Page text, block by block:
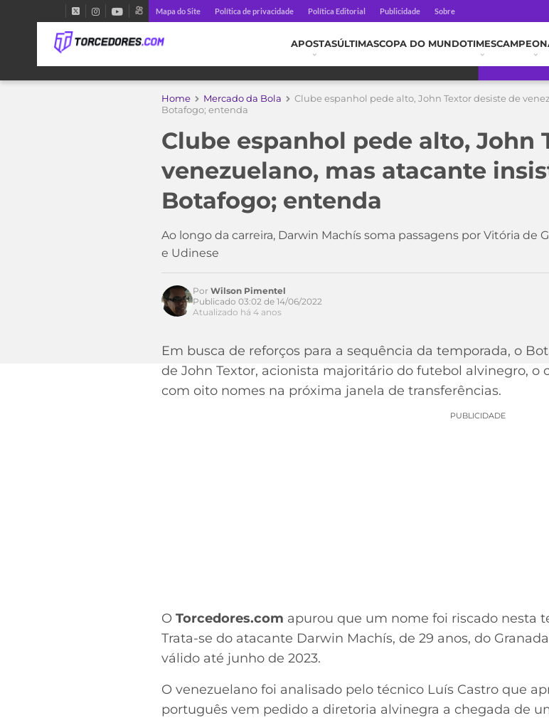
Mapa do Site Política de privacidade Política Editorial Publicidade Sobre
APOSTASÚLTIMASCOPA DO MUNDOTIMES
Home Mercado da Bola
Clube espanhol pede alto, John Textor desiste de
Botafogo; entenda
Clube espanhol pede alto, John
venezuelano, mas atacante
Botafogo; entenda
Ao longo da carreira, Darwin Machís soma passagens por Vitória de
e Udinese
Acesse o perfil do autor
Por Wilson Pimentel
Publicado 03:02 de 14/06/2022
Atualizado há 4 anos
Em busca de reforços para a sequência da temporada, o
de John Textor, acionista majoritário do futebol alvinegro, o
com oito nomes na próxima janela de transferências.
PUBLICIDADE
O Torcedores.com apurou que um nome foi riscado nesta
Trata-se do atacante Darwin Machís, de 29 anos, do
válido até junho de 2023.
O venezuelano foi analisado pelo técnico Luís Castro que
português vem pedido a diretoria alvinegra a chegada de